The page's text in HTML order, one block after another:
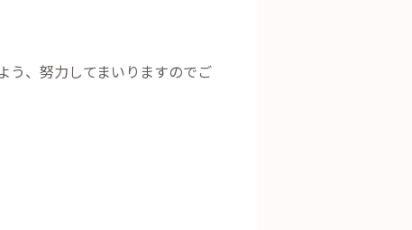
う、努力してまいりますのでご